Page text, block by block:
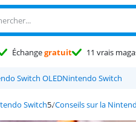
Échangegratuit 11 vrais
Switch OLEDNintendo Switch
Switch Conseils sur la